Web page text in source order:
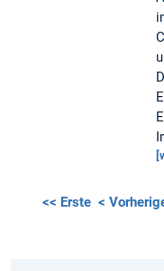
<< Erste <